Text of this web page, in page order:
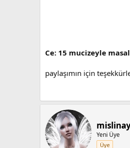
Ce: 15 mucizeyle
paylaşımın için
Yeni Üye
Üye